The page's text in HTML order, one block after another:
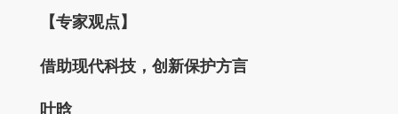
【专家观点】
借助现代科技，创新保护方言
叶晗